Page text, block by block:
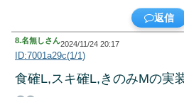
返信
8.名無しさん2024/11/24 20:17
ID:7001a29c(1/1)
食確L,スキ確L,きのみMの実